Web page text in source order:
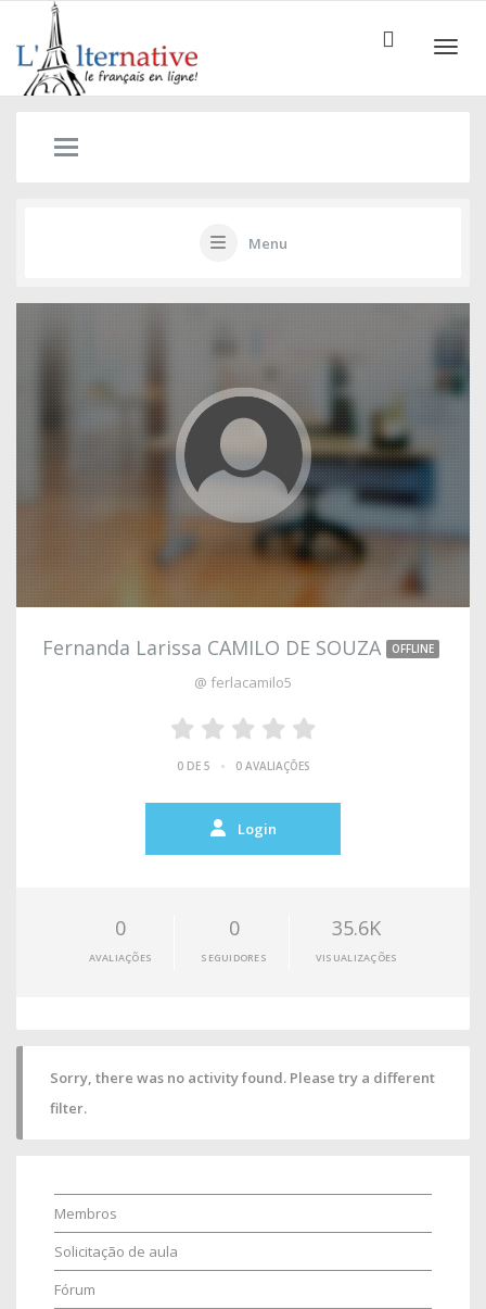
Menu
Fernanda Larissa CAMILO DE SOUZA OFFLINE
@ ferlacamilo5
0 DE 5 • 0 AVALIAÇÕES
Login
0
AVALIAÇÕES
0
SEGUIDORES
35.6K
VISUALIZAÇÕES
Sorry, there was no activity found. Please try a different
filter.
Membros
Solicitação de aula
Fórum